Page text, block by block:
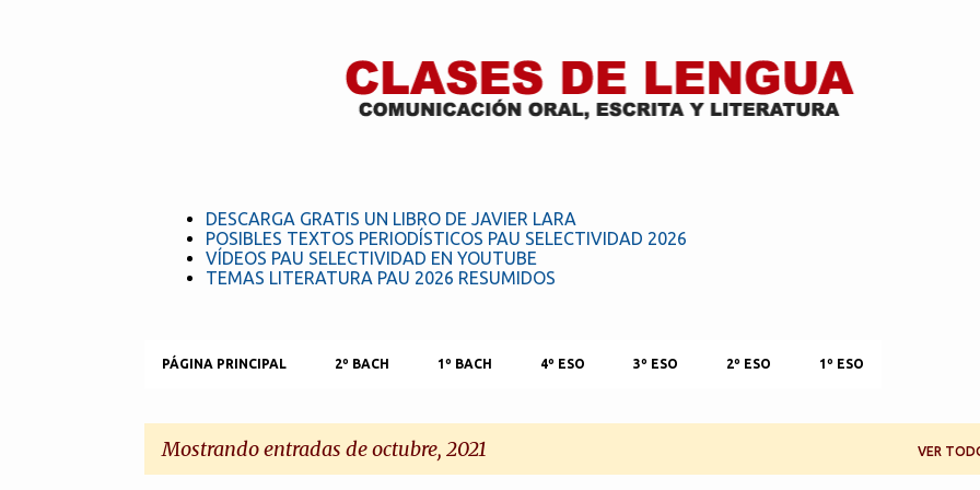
DESCARGA GRATIS UN LIBRO DE JAVIER LARA
POSIBLES TEXTOS PERIODÍSTICOS PAU SELECTIVIDAD 2026
VÍDEOS PAU SELECTIVIDAD EN YOUTUBE
TEMAS LITERATURA PAU 2026 RESUMIDOS
PÁGINA PRINCIPAL 2º BACH 1º BACH 4º ESO 3º ESO 2º ESO 1º ESO
Mostrando entradas de octubre, 2021 VER